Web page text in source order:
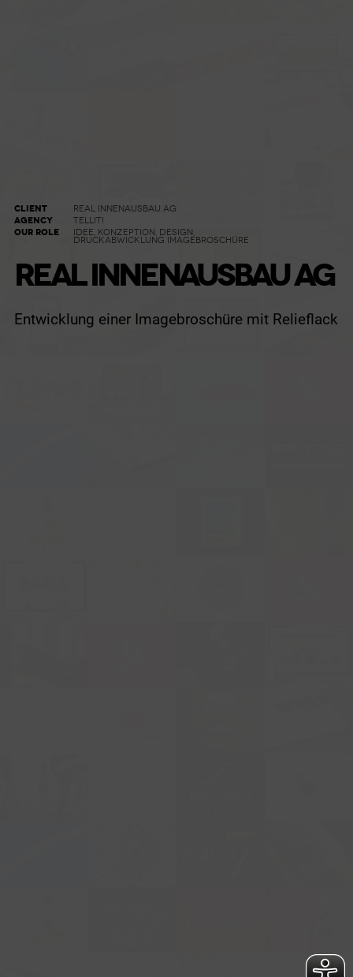
CLIENT
REAL INNENAUSBAU AG
AGENCY
TELLIT!
OUR ROLE
IDEE, KONZEPTION, DESIGN,
DRUCKABWICKLUNG IMAGEBROSCHÜRE
REAL INNENAUSBAU AG
Entwicklung einer Imagebroschüre mit Relieflack